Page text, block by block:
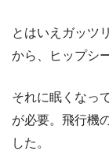
とはいえガッツ
から、ヒップシ
それに眠くなっ
が必要。飛行機
した。